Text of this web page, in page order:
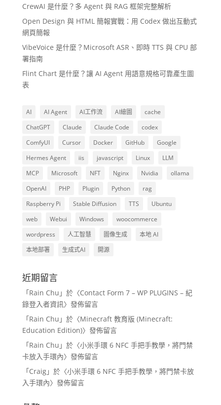
CrewAI 是什麼？多 Agent 與 RAG 框架完整解析
Open Design 與 HTML 簡報實戰：用 Codex 做出互動式
網頁簡報
VibeVoice 是什麼？Microsoft ASR、即時 TTS 與 CPU 部
署指南
Flint Chart 是什麼？讓 AI Agent 用語意規格可靠產生圖
表
AI AI Agent AI工作流 AI繪圖
cache
ChatGPT
Claude Claude Code
codex
ComfyUI
Cursor Docker GitHub
Google
Hermes Agent
iis javascript Linux
LLM
MCP
Microsoft NFT Nginx Nvidia
ollama
OpenAI
PHP Plugin Python
rag
Raspberry Pi
Stable Diffusion TTS
Ubuntu
web
Webui Windows
woocommerce
wordpress
人工智慧 圖像生成
本地 AI
本地部署
生成式AI 開源
近期留言
「Rain Chu 」於〈Contact Form 7 – WP PLUGINS – 紀
錄登入者資訊〉發佈留言
「Rain Chu 」於〈Minecraft 教育版 (Minecraft:
Education Edition)〉發佈留言
「Rain Chu 」於〈小米手環 6 NFC 手把手教學，將門禁
卡放入手環內〉發佈留言
「Craig」於〈小米手環 6 NFC 手把手教學，將門禁卡放
入手環內〉發佈留言